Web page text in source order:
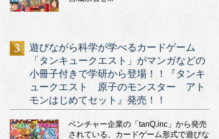
遊びながら科学が学べるカードゲーム
「タンキュークエスト」がマンガなどの
小冊子付きで学研から登場！！『タンキ
ュークエスト 原子のモンスター アト
モンはじめてセット』発売！！
ベンチャー企業の「tanQ.inc」から発売
されている、カードゲーム形式で遊びな